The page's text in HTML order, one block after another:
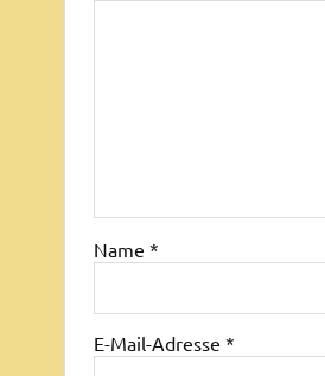
Name *
E-Mail-Adresse *